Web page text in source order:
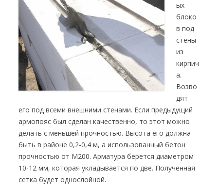
ых
блоко
в под
стены
из
кирпич
а.
Возво
дят
его под всеми внешними стенами. Если предыдущий
армопояс был сделан качественно, то этот можно
делать с меньшей прочностью. Высота его должна
быть в районе 0,2-0,4 м, а использованный бетон
прочностью от М200. Арматура берется диаметром
10-12 мм, которая укладывается по две. Полученная
сетка будет однослойной.